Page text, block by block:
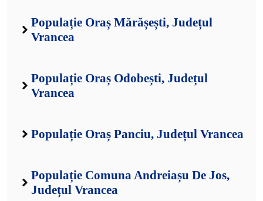
Populație Oraș Mărășești, Județul
Vrancea
Populație Oraș Odobești, Județul
Vrancea
Populație Oraș Panciu, Județul Vrancea
Populație Comuna Andreiașu De Jos,
Județul Vrancea